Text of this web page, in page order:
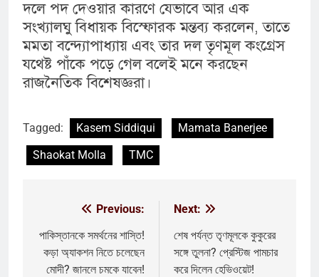
দলে পদ দেওয়ার কারণে যেভাবে আর এক
সংখ্যালঘু বিধায়ক বিস্ফোরক মন্তব্য করলেন, তাতে
মমতা বন্দ্যোপাধ্যায় এবং তার দল তৃণমূল কংগ্রেস
যথেষ্ট পাঁকে পড়ে গেল বলেই মনে করছেন
রাজনৈতিক বিশেষজ্ঞরা।
Tagged: Kasem Siddiqui
Mamata Banerjee
Shaokat Molla
TMC
navigation
Previous:
পাকিস্তানকে সমর্থনের শাস্তি!
কড়া অ্যাকশন নিতে চলেছেন
মোদী? জানলে চমকে যাবেন!
Next:
শেষ পর্যন্ত তৃণমূলকে কুকুরের
সঙ্গে তুলনা? প্রেস্টিজ পামচার
করে দিলেন হেভিওয়েট!